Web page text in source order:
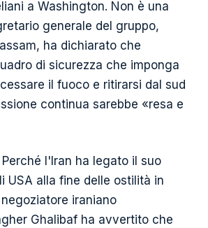
a Washington. Non è una
generale del gruppo,
ha dichiarato che
di sicurezza che imponga
il fuoco e ritirarsi dal sud
continua sarebbe «resa e
l'Iran ha legato il suo
USA alla fine delle ostilità in
iraniano
Ghalibaf ha avvertito che